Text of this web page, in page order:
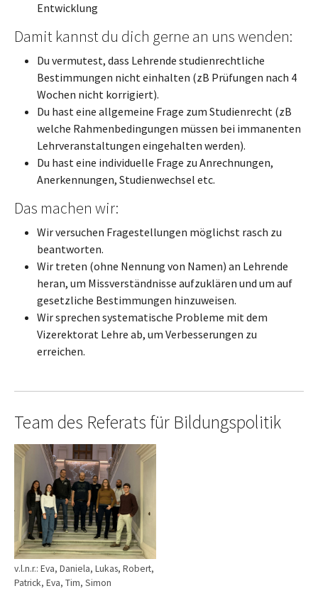
Entwicklung
Damit kannst du dich gerne an uns wenden:
Du vermutest, dass Lehrende studienrechtliche
Bestimmungen nicht einhalten (zB Prüfungen nach 4
Wochen nicht korrigiert).
Du hast eine allgemeine Frage zum Studienrecht (zB
welche Rahmenbedingungen müssen bei immanenten
Lehrveranstaltungen eingehalten werden).
Du hast eine individuelle Frage zu Anrechnungen,
Anerkennungen, Studienwechsel etc.
Das machen wir:
Wir versuchen Fragestellungen möglichst rasch zu
beantworten.
Wir treten (ohne Nennung von Namen) an Lehrende
heran, um Missverständnisse aufzuklären und um auf
gesetzliche Bestimmungen hinzuweisen.
Wir sprechen systematische Probleme mit dem
Vizerektorat Lehre ab, um Verbesserungen zu
erreichen.
Team des Referats für Bildungspolitik
Show larger version for:
v.l.n.r.: Eva, Daniela, Lukas, Robert,
Patrick, Eva, Tim, Simon